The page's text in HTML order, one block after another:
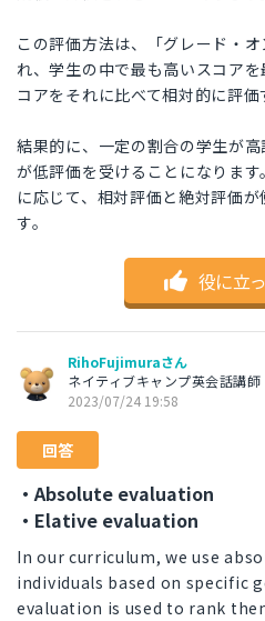
この評価方法は、「グレード・
れ、学生の中で最も高いスコア
コアをそれに比べて相対的に評価
結果的に、一定の割合の学生が
が低評価を受けることになりま
に応じて、相対評価と絶対評価
す。
役に立
RihoFujimuraさん
ネイティブキャンプ英会話講師
2023/07/24 19:58
回答
・Absolute evaluation
・Elative evaluation
In our curriculum, we use
individuals based on specific
evaluation is used to rank